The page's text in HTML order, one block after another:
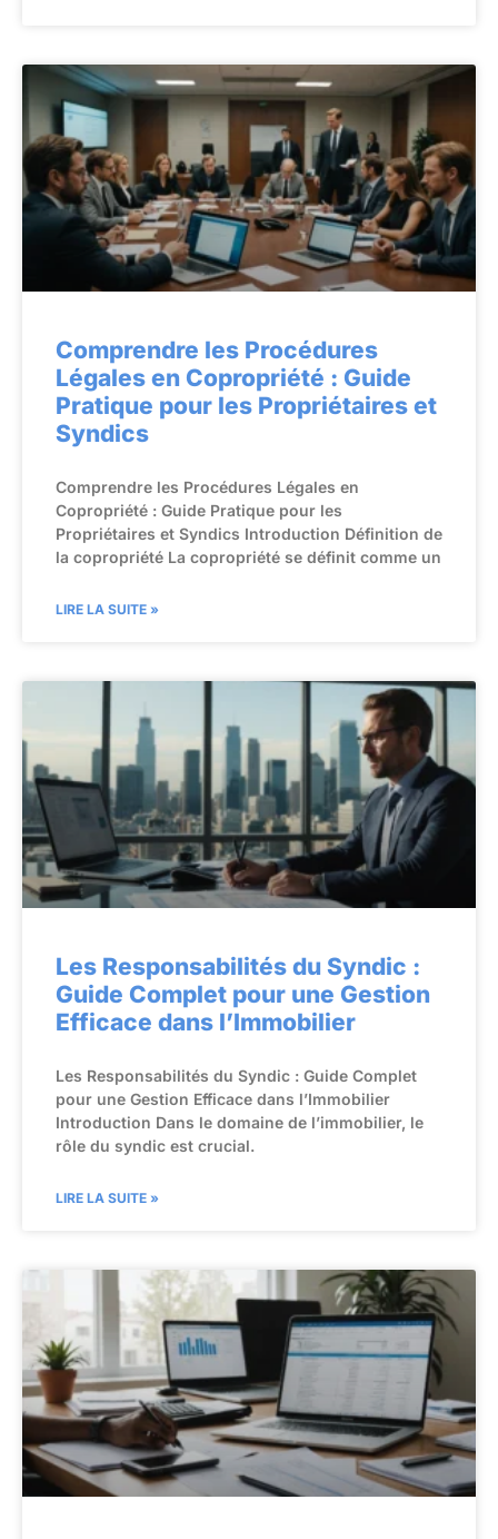
Comprendre les Procédures
Légales en Copropriété : Guide
Pratique pour les Propriétaires et
Syndics
Comprendre les Procédures Légales en
Copropriété : Guide Pratique pour les
Propriétaires et Syndics Introduction Définition de
la copropriété La copropriété se définit comme un
LIRE LA SUITE »
Les Responsabilités du Syndic :
Guide Complet pour une Gestion
Efficace dans l’Immobilier
Les Responsabilités du Syndic : Guide Complet
pour une Gestion Efficace dans l’Immobilier
Introduction Dans le domaine de l’immobilier, le
rôle du syndic est crucial.
LIRE LA SUITE »